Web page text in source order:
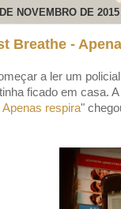
NOVEMBRO DE 2015
Breathe -
a ler um
ficado em casa.
respira"